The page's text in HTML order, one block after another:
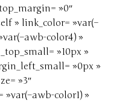
»0″
» link_color= »var(–
color4) »
»10px »
»0px »
»3″
color1) »